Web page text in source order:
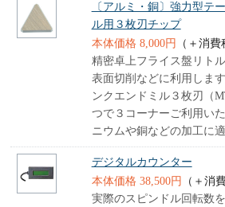
〔アルミ・銅〕強力型テ
ル用３枚刃チップ
本体価格 8,000円
（＋消費
精密卓上フライス盤リト
表面切削などに利用しま
ンクエンドミル３枚刃（
つで３コーナーご利用い
ニウムや銅などの加工に
デジタルカウンター
本体価格 38,500円
（＋消
実際のスピンドル回転数